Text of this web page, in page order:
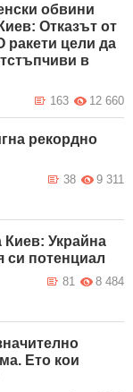
обвини
Отказът от
ракети цели да
в
12 660
163
рекордно
9 311
38
Украйна
си потенциал
8 484
81
Ето кои